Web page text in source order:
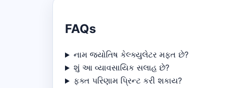
FAQs
નામ જ્યોતિષ કેલ્ક્યુલેટર મફત છે?
શું આ વ્યાવસાયિક સલાહ છે?
ફક્ત પરિણામ પ્રિન્ટ કરી શકાય?